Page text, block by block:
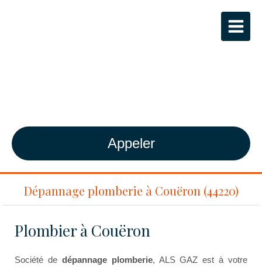
Appeler
Dépannage plomberie à Couëron (44220)
Plombier à Couëron
Société de dépannage plomberie, ALS GAZ est à votre